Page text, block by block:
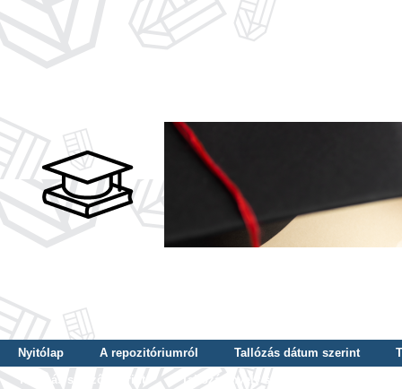
Nyitólap A repozitóriumról Tallózás dátum szerint
Tallózás szerző szerint
Tallózás nyelv szerint